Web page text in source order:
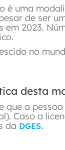
é uma
de ser
2023.
no
desta
que a
Caso a
da DGES.